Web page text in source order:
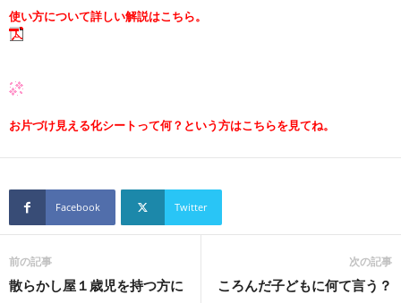
使い方について詳しい解説はこちら。
お片づけ見える化シートって何？という方はこちらを見てね。
Facebook Twitter
前の記事
散らかし屋１歳児を持つ方に
次の記事
ころんだ子どもに何て言う？